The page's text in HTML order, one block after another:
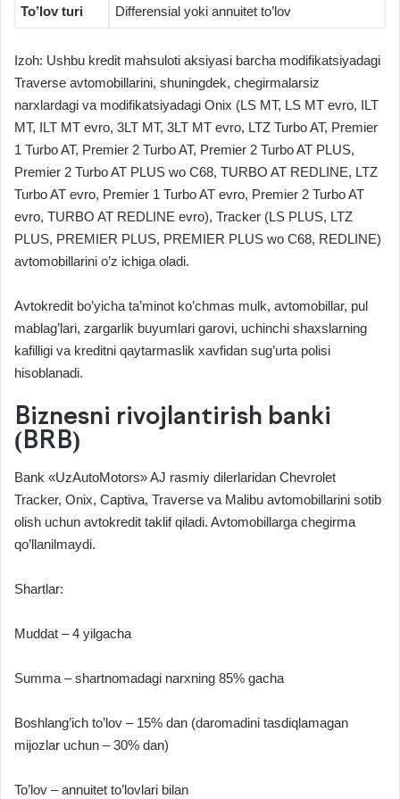
To’lov turi Differensial yoki annuitet to’lov
Izoh: Ushbu kredit mahsuloti aksiyasi barcha modifikatsiyadagi
Traverse avtomobillarini, shuningdek, chegirmalarsiz
narxlardagi va modifikatsiyadagi Onix (LS MT, LS MT evro, ILT
MT, ILT MT evro, 3LT MT, 3LT MT evro, LTZ Turbo AT, Premier
1 Turbo AT, Premier 2 Turbo AT, Premier 2 Turbo AT PLUS,
Premier 2 Turbo AT PLUS wo C68, TURBO AT REDLINE, LTZ
Turbo AT evro, Premier 1 Turbo AT evro, Premier 2 Turbo AT
evro, TURBO AT REDLINE evro), Tracker (LS PLUS, LTZ
PLUS, PREMIER PLUS, PREMIER PLUS wo C68, REDLINE)
avtomobillarini o’z ichiga oladi.
Avtokredit bo’yicha ta’minot ko’chmas mulk, avtomobillar, pul
mablag’lari, zargarlik buyumlari garovi, uchinchi shaxslarning
kafilligi va kreditni qaytarmaslik xavfidan sug’urta polisi
hisoblanadi.
Biznesni rivojlantirish banki
(BRB)
Bank «UzAutoMotors» AJ rasmiy dilerlaridan Chevrolet
Tracker, Onix, Captiva, Traverse va Malibu avtomobillarini sotib
olish uchun avtokredit taklif qiladi. Avtomobillarga chegirma
qo’llanilmaydi.
Shartlar:
Muddat – 4 yilgacha
Summa – shartnomadagi narxning 85% gacha
Boshlang’ich to’lov – 15% dan (daromadini tasdiqlamagan
mijozlar uchun – 30% dan)
To’lov – annuitet to’lovlari bilan